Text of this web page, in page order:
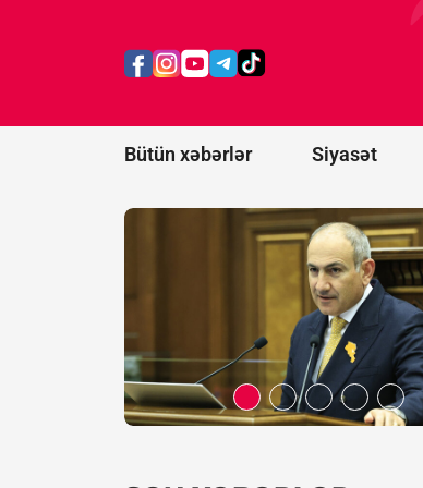
Bütün xəbərlər Siyasət
bağlı
bilmərik